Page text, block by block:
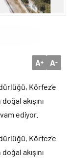
A+ A-
Körfez’e
akışını
ediyor.
Körfez’e
akışını